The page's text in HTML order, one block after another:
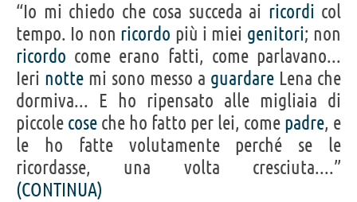
“Io mi chiedo che cosa succeda ai ricordi col
tempo. Io non ricordo più i miei genitori; non
ricordo come erano fatti, come parlavano...
Ieri notte mi sono messo a guardare Lena che
dormiva... E ho ripensato alle migliaia di
piccole cose che ho fatto per lei, come padre, e
le ho fatte volutamente perché se le
ricordasse, una volta cresciuta....”
(CONTINUA)